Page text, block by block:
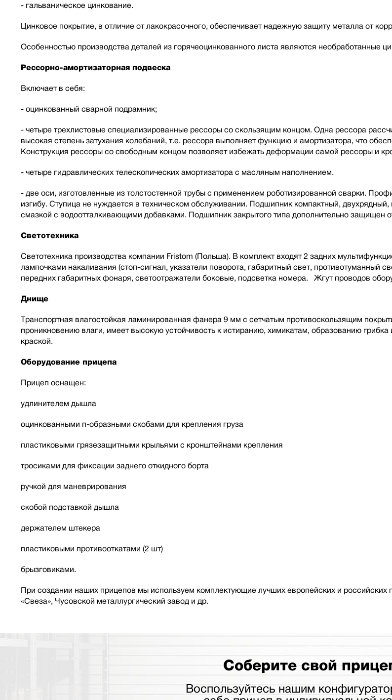
- гальваническое цинкование.
Цинковое покрытие, в отличие от лакокрасочного, обеспечивает надежную защиту металла от
Особенностью производства деталей из горячеоцинкованного листа являются необработанные
Рессорно-амортизаторная подвеска
Включает в себя:
- оцинкованный сварной подрамник;
- четыре трехлистовые специализированные рессоры со скользящим концом. Одна рессора
высокая степень затухания колебаний, т.е. рессора выполняет функцию и амортизатора, что
Конструкция рессоры со свободным концом позволяет избежать деформации самой рессоры и
- четыре гидравлических телескопических амортизатора с масляным наполнением.
- две оси, изготовленные из толстостенной трубы с применением роботизированной сварки.
изгибу. Ступица не нуждается в техническом обслуживании. Подшипник компактный,
смазкой с водоотталкивающими добавками. Подшипник закрытого типа дополнительно защищен
Светотехника
Светотехника производства компании Fristom (Польша). В комплект входят 2 задних
лампочками накаливания (стоп-сигнал, указатели поворота, габаритный свет, противотуманный
передних габаритных фонаря, светоотражатели боковые, подсветка номера. Жгут проводов
Днище
Транспортная влагостойкая ламинированная фанера 9 мм с сетчатым противоскользящим
проникновению влаги, имеет высокую устойчивость к истиранию, химикатам, образованию
краской.
Оборудование прицепа
Прицеп оснащен:
удлинителем дышла
оцинкованными п-образными скобами для крепления груза
пластиковыми грязезащитными крыльями с кронштейнами крепления
тросиками для фиксации заднего откидного борта
ручкой для маневрирования
скобой подставкой дышла
держателем штекера
пластиковыми противооткатами (2 шт)
брызговиками.
При создании наших прицепов мы используем комплектующие лучших европейских и
«Свеза», Чусовской металлургический завод и др.
Соберите свой
Воспользуйтесь нашим